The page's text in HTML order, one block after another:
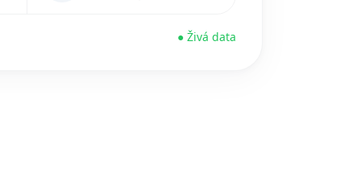
● Živá data